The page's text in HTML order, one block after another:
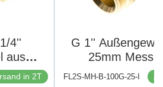
4''
aus
[2in 2T
G 1''
25mm
FL2S-MH-B-100G-25-I